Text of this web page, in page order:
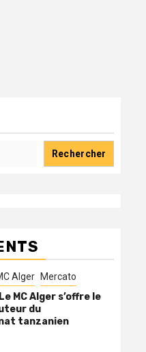
Rechercher
Alger Mercato
MC Alger s’offre le
du
tanzanien